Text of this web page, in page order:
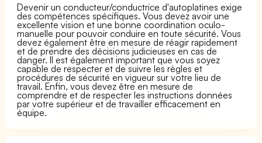
Devenir un conducteur/conductrice d'autoplatines exige
des compétences spécifiques. Vous devez avoir une
excellente vision et une bonne coordination oculo-
manuelle pour pouvoir conduire en toute sécurité. Vous
devez également être en mesure de réagir rapidement
et de prendre des décisions judicieuses en cas de
danger. Il est également important que vous soyez
capable de respecter et de suivre les règles et
procédures de sécurité en vigueur sur votre lieu de
travail. Enfin, vous devez être en mesure de
comprendre et de respecter les instructions données
par votre supérieur et de travailler efficacement en
équipe.